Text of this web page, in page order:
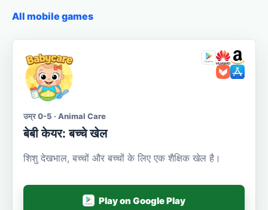
All mobile games
उम्र 0-5 · Animal Care
बेबी केयर: बच्चे खेल
शिशु देखभाल, बच्चों और बच्चों के लिए एक शैक्षिक खेल है।
Play on Google Play